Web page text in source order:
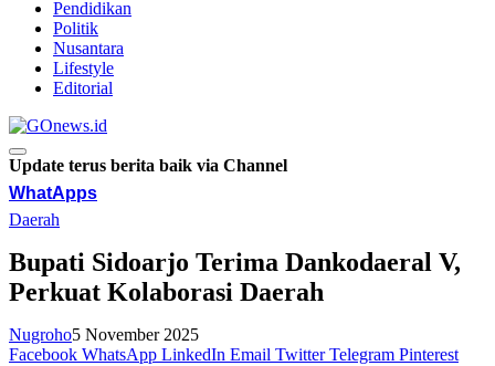
Pendidikan
Politik
Nusantara
Lifestyle
Editorial
Update terus berita baik via Channel
WhatApps
Daerah
Bupati Sidoarjo Terima Dankodaeral V,
Perkuat Kolaborasi Daerah
Nugroho5 November 2025
Facebook WhatsApp LinkedIn Email Twitter Telegram Pinterest